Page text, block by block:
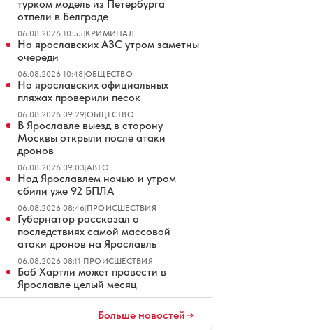
турком модель из Петербурга
отпели в Белграде
06.08.2026 10:55|КРИМИНАЛ
На ярославских АЗС утром заметны
очереди
06.08.2026 10:48|ОБЩЕСТВО
На ярославских официальных
пляжах проверили песок
06.08.2026 09:29|ОБЩЕСТВО
В Ярославле выезд в сторону
Москвы открыли после атаки
дронов
06.08.2026 09:03|АВТО
Над Ярославлем ночью и утром
сбили уже 92 БПЛА
06.08.2026 08:46|ПРОИСШЕСТВИЯ
Губернатор рассказал о
последствиях самой массовой
атаки дронов на Ярославль
06.08.2026 08:11|ПРОИСШЕСТВИЯ
Боб Хартли может провести в
Ярославле целый месяц
Уклонист получил 12 лет за
Больше новостей